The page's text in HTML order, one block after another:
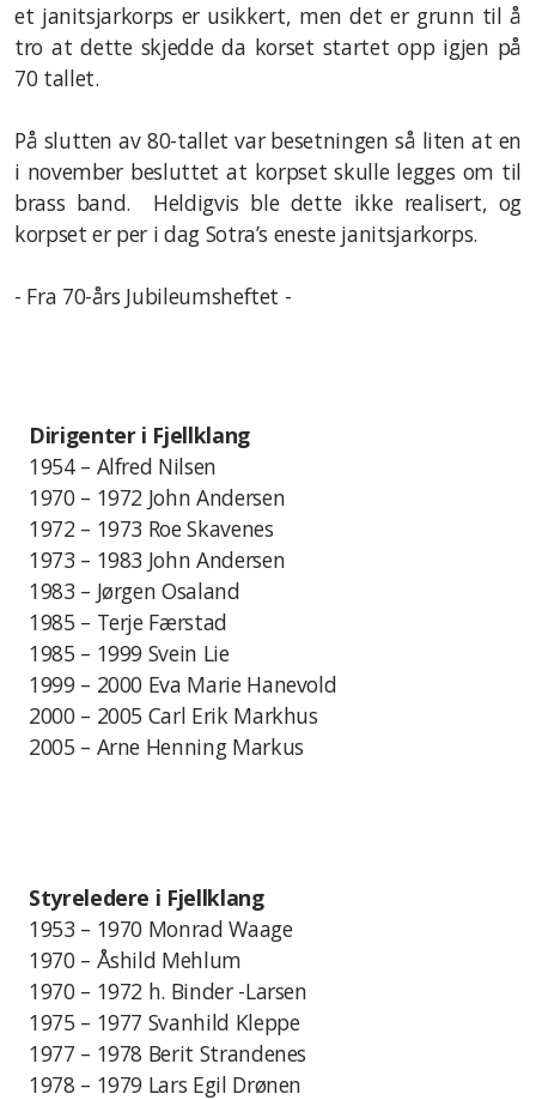
et janitsjarkorps er usikkert, men det er grunn til å
tro at dette skjedde da korset startet opp igjen på
70 tallet.
På slutten av 80-tallet var besetningen så liten at en
i november besluttet at korpset skulle legges om til
brass band. Heldigvis ble dette ikke realisert, og
korpset er per i dag Sotra’s eneste janitsjarkorps.
- Fra 70-års Jubileumsheftet -
Dirigenter i Fjellklang
1954 – Alfred Nilsen
1970 – 1972 John Andersen
1972 – 1973 Roe Skavenes
1973 – 1983 John Andersen
1983 – Jørgen Osaland
1985 – Terje Færstad
1985 – 1999 Svein Lie
1999 – 2000 Eva Marie Hanevold
2000 – 2005 Carl Erik Markhus
2005 – Arne Henning Markus
Styreledere i Fjellklang
1953 – 1970 Monrad Waage
1970 – Åshild Mehlum
1970 – 1972 h. Binder -Larsen
1975 – 1977 Svanhild Kleppe
1977 – 1978 Berit Strandenes
1978 – 1979 Lars Egil Drønen